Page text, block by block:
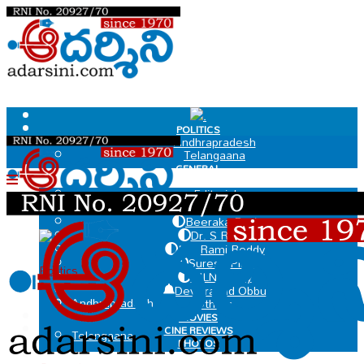
.
POLITICS
Andhrapradesh
Telangaana
GENERAL
EDIT PAGE
Editorial
Dr Govindaraju Chakradhar
Beeraka Ravi
Dr. S Ramu
MV Rami Reddy
Suresh Pillai
MLN Murty
Deviprasad Obbu
Others
MOVIES
CINE REVIEWS
PHOTOS
VIDEOS
.
Politics
Andhrapradesh
Telangaana